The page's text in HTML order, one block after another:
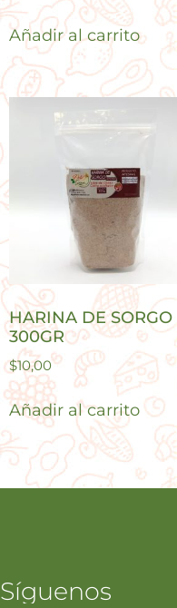
Añadir al carrito
HARINA DE SORGO
300GR
$10,00
Añadir al carrito
Síguenos